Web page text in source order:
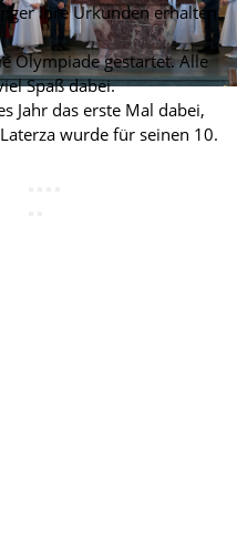
ihre Urkunden erhalten
Olympiade gestartet. Alle
Spaß dabei.
Jahr das erste Mal dabei,
wurde für seinen 10.